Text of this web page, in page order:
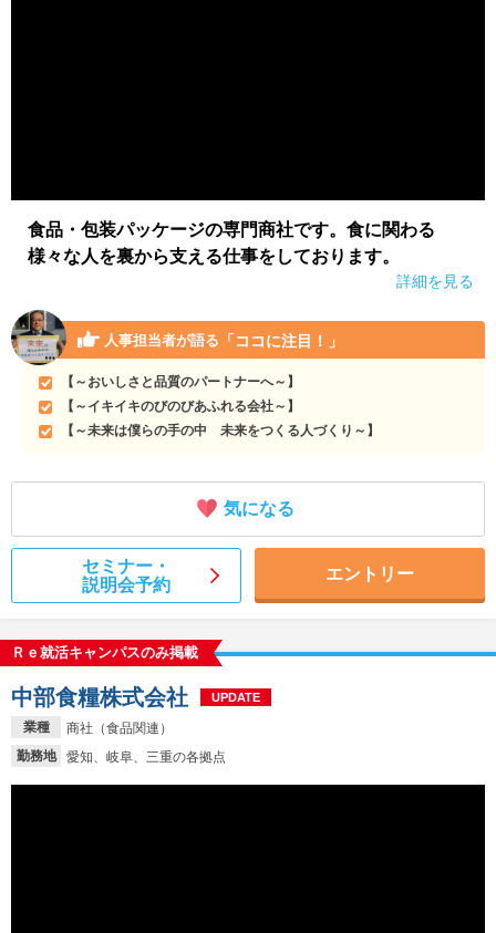
食品・包装パッケージの専門商社です。食に関わる
様々な人を裏から支える仕事をしております。
詳細を見る
人事担当者が語る 「ココに注目！」
【～おいしさと品質のパートナーへ～】
【～イキイキのびのびあふれる会社～】
【～未来は僕らの手の中 未来をつくる人づくり～】
気になる
セミナー・
説明会予約
エントリー
Ｒｅ就活キャンパスのみ掲載
業種
商社（食品関連）
勤務地
愛知、岐阜、三重の各拠点
中部食糧株式会社 UPDATE